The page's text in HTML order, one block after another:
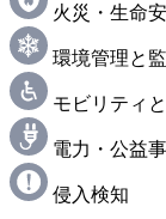
火災・生命
環境管理と
モビリティ
電力・公益
侵入検知